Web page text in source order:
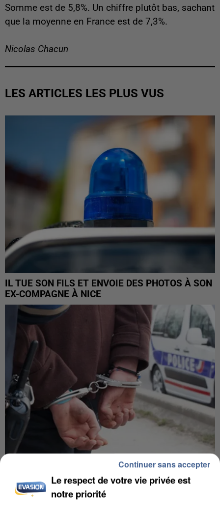
Somme est de 5,8%. Un chiffre plutôt bas, sachant
que la moyenne en France est de 7,3%.
Nicolas Chacun
LES ARTICLES LES PLUS VUS
IL TUE SON FILS ET ENVOIE DES PHOTOS À SON
EX-COMPAGNE À NICE
L’UN DES FONDATEURS SUPPOSÉS DE LA DZ
MAFIA INTERPELLÉ EN ALGÉRIE
Le respect de votre vie privée est
notre priorité
Continuer sans accepter